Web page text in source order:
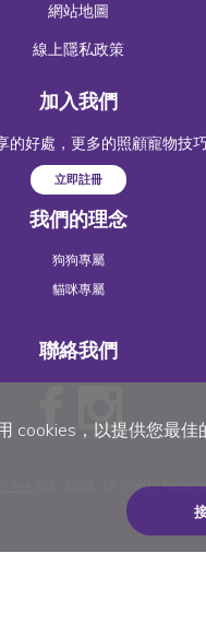
cookies，以提供您最佳
網站地圖
線上隱私政策
加入我們
的好處，更多的照顧寵物技
立即註冊
我們的理念
狗狗專屬
貓咪專屬
聯絡我們
, LLC 2023. All Rights